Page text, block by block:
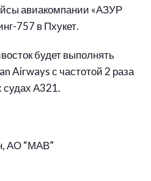
авиакомпании «АЗУР
757 в Пхукет.
будет выполнять
Airways с частотой 2 раза
А321.
АО “МАВ”